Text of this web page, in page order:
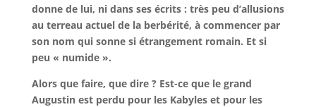
donne de lui, ni dans ses écrits : très peu d’allusions
au terreau actuel de la berbérité, à commencer par
son nom qui sonne si étrangement romain. Et si
peu « numide ».
Alors que faire, que dire ? Est-ce que le grand
Augustin est perdu pour les Kabyles et pour les